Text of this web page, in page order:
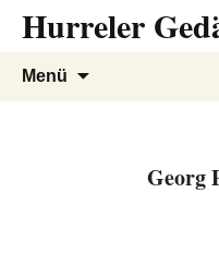
InhaltHurreler
Menü
Georg